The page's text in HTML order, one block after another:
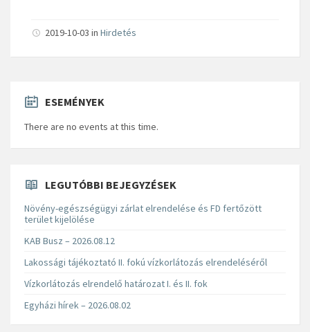
2019-10-03 in Hirdetés
ESEMÉNYEK
There are no events at this time.
LEGUTÓBBI BEJEGYZÉSEK
Növény-egészségügyi zárlat elrendelése és FD fertőzött
terület kijelölése
KAB Busz – 2026.08.12
Lakossági tájékoztató II. fokú vízkorlátozás elrendeléséről
Vízkorlátozás elrendelő határozat I. és II. fok
Egyházi hírek – 2026.08.02